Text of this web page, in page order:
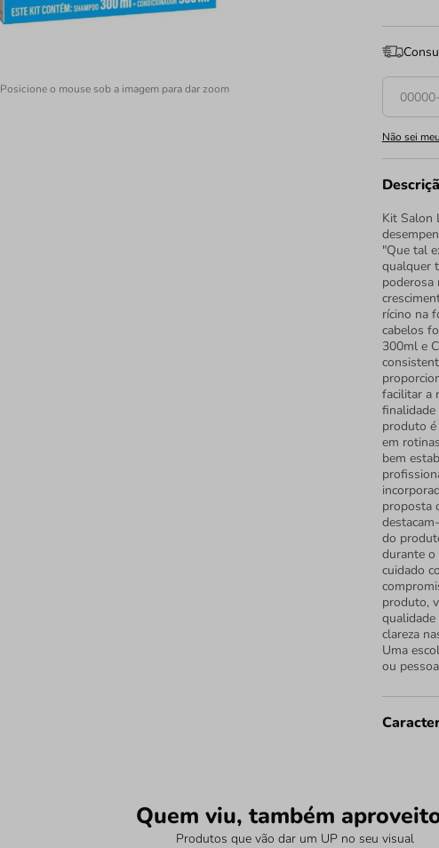
Posicione o mouse sob a imagem para dar zoom
Não sei
Kit Salon
"Que tal
qualquer
poderosa
rícino na
cabelos
300ml e
facilitar a
finalidade
produto é
em
bem
proposta
do
durante o
cuidado
produto,
qualidade
clareza
Uma
ou
Quem viu, também
Produtos que vão dar um UP no seu visual